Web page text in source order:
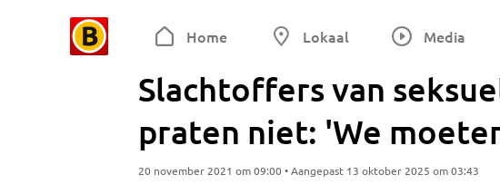
Home Lokaal Media
Slachtoffers van
praten niet: 'We
20 november 2021 om 09:00 • Aangepast 13 oktober 2025 om 03:43